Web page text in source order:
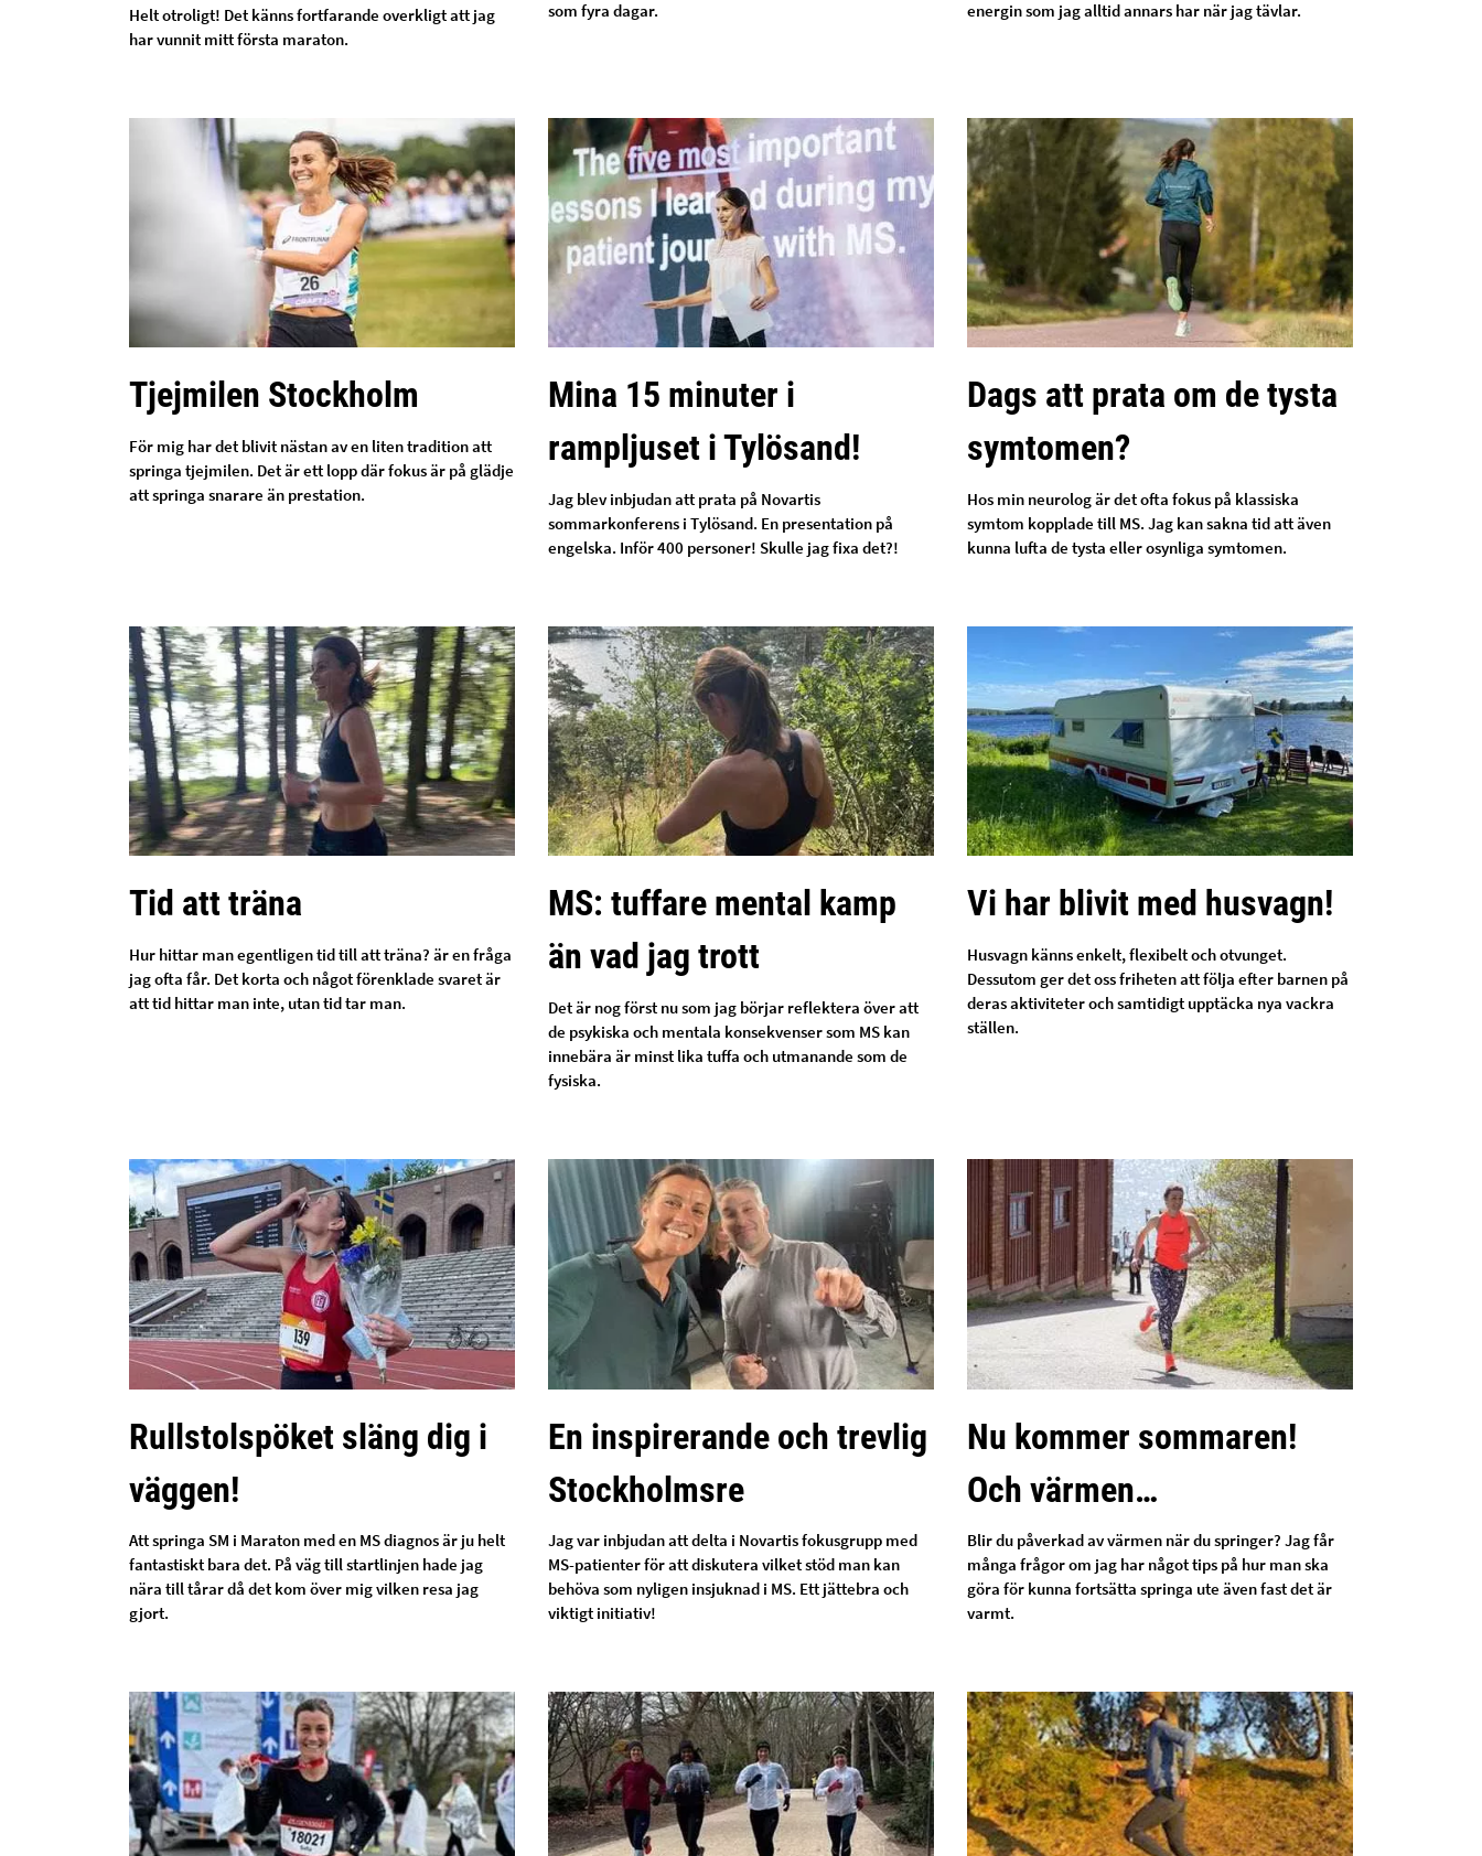
Helt otroligt! Det känns fortfarande overkligt att jag
har vunnit mitt första maraton.
som fyra dagar.
energin som jag alltid annars har när jag tävlar.
Tjejmilen Stockholm
För mig har det blivit nästan av en liten tradition att
springa tjejmilen. Det är ett lopp där fokus är på glädje
att springa snarare än prestation.
Mina 15 minuter i
rampljuset i Tylösand!
Jag blev inbjudan att prata på Novartis
sommarkonferens i Tylösand. En presentation på
engelska. Inför 400 personer! Skulle jag fixa det?!
Dags att prata om de tysta
symtomen?
Hos min neurolog är det ofta fokus på klassiska
symtom kopplade till MS. Jag kan sakna tid att även
kunna lufta de tysta eller osynliga symtomen.
Tid att träna
Hur hittar man egentligen tid till att träna? är en fråga
jag ofta får. Det korta och något förenklade svaret är
att tid hittar man inte, utan tid tar man.
MS: tuffare mental kamp
än vad jag trott
Det är nog först nu som jag börjar reflektera över att
de psykiska och mentala konsekvenser som MS kan
innebära är minst lika tuffa och utmanande som de
fysiska.
Vi har blivit med husvagn!
Husvagn känns enkelt, flexibelt och otvunget.
Dessutom ger det oss friheten att följa efter barnen på
deras aktiviteter och samtidigt upptäcka nya vackra
ställen.
Rullstolspöket släng dig i
väggen!
Att springa SM i Maraton med en MS diagnos är ju helt
fantastiskt bara det. På väg till startlinjen hade jag
nära till tårar då det kom över mig vilken resa jag
gjort.
En inspirerande och trevlig
Stockholmsre
Jag var inbjudan att delta i Novartis fokusgrupp med
MS-patienter för att diskutera vilket stöd man kan
behöva som nyligen insjuknad i MS. Ett jättebra och
viktigt initiativ!
Nu kommer sommaren!
Och värmen…
Blir du påverkad av värmen när du springer? Jag får
många frågor om jag har något tips på hur man ska
göra för kunna fortsätta springa ute även fast det är
varmt.